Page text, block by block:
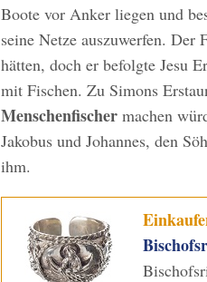
Boote vor Anker liegen und
seine Netze auszuwerfen. Der
hätten, doch er befolgte Jesu
mit Fischen. Zu Simons
Menschenfischer machen
Jakobus und Johannes, den
ihm.